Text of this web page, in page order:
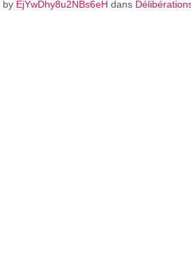
by EjYwDhy8u2NBs6eH dans